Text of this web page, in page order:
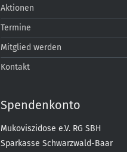
Aktionen
Termine
Mitglied werden
Kontakt
Spendenkonto
Mukoviszidose e.V. RG SBH
Sparkasse Schwarzwald-Baar